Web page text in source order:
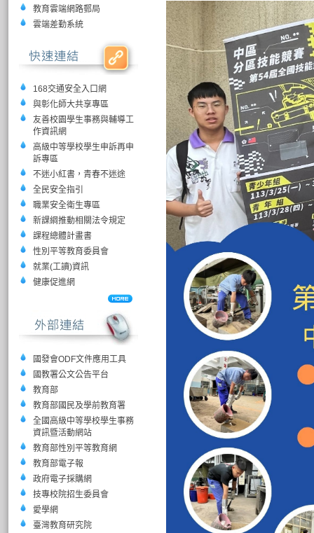
教育雲端網路郵局
雲端差勤系統
168交通安全入口網
與彰化師大共享專區
友善校園學生事務與輔導工
作資訊網
高級中等學校學生申訴再申
訴專區
不迷小紅書，青春不迷途
全民安全指引
職業安全衛生專區
新課綱推動相關法令規定
課程總體計畫書
性別平等教育委員會
就業(工讀)資訊
健康促進網
國發會ODF文件應用工具
國教署公文公告平台
教育部
教育部國民及學前教育署
全國高級中等學校學生事務
資訊暨活動網站
教育部性別平等教育網
教育部電子報
政府電子採購網
技專校院招生委員會
愛學網
臺灣教育研究院